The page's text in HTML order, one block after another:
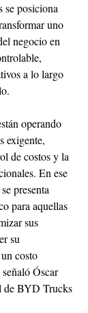
se posiciona
uno
negocio en
a lo largo
operando
exigente,
de costos y la
En ese
presenta
para aquellas
sus
su
costo
Óscar
de BYD Trucks